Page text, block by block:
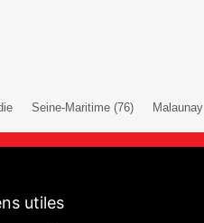
Seine-Maritime (76) Malaunay
utiles